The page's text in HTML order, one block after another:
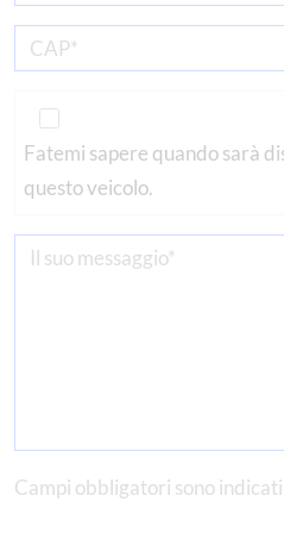
Fatemi sapere quando sarà
questo veicolo.
Campi obbligatori sono indicati